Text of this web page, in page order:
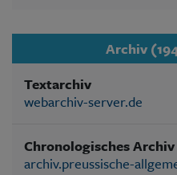
Archiv
Textarchiv
webarchiv-server.de
Chronologisches Archiv
archiv.preussische-